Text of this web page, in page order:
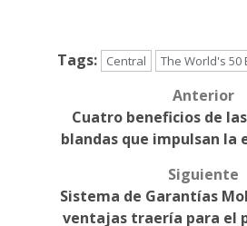
Tags: Central The World's 50
navigation
Anterior
Cuatro beneficios de
blandas que impulsan la
Siguiente
Sistema de Garantías
ventajas traería para el